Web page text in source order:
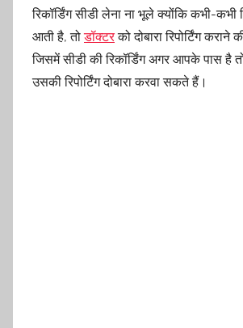
रिकॉर्डिंग सीडी लेना ना भूले क्योंकि कभी-कभी
आती है, तोडॉक्टरको दोबारा रिपोर्टिंग
जिसमें सीडी की रिकॉर्डिंग अगर आपके पास है
उसकी रिपोर्टिंग दोबारा करवा सकते हैं।